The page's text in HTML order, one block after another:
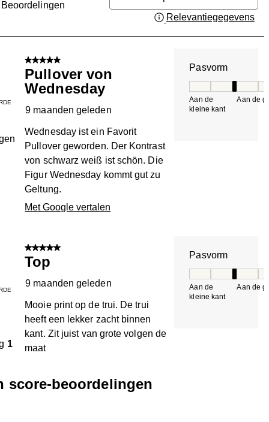
Beoordelingen
Relevantiegegevens
5 van 5 sterren.
Pullover von
Wednesday
9 maanden geleden
Wednesday ist ein Favorit
Pullover geworden. Der Kontrast
von schwarz weiß ist schön. Die
Figur Wednesday kommt gut zu
Geltung.
Met Google vertalen
Pasvorm
Aan de
kleine kant
Aan de
1
5 van 5 sterren.
Top
9 maanden geleden
Mooie print op de trui. De trui
heeft een lekker zacht binnen
kant. Zit juist van grote volgen de
maat
Pasvorm
Aan de
kleine kant
Aan de
score-beoordelingen